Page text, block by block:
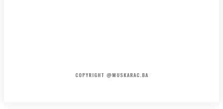
COPYRIGHT @MUSKARAC.BA